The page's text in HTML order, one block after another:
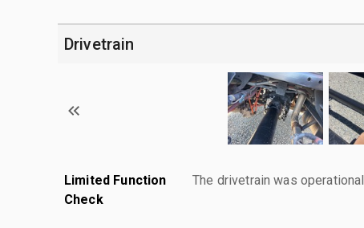
Drivetrain
Limited Function
Check
The drivetrain was operational.